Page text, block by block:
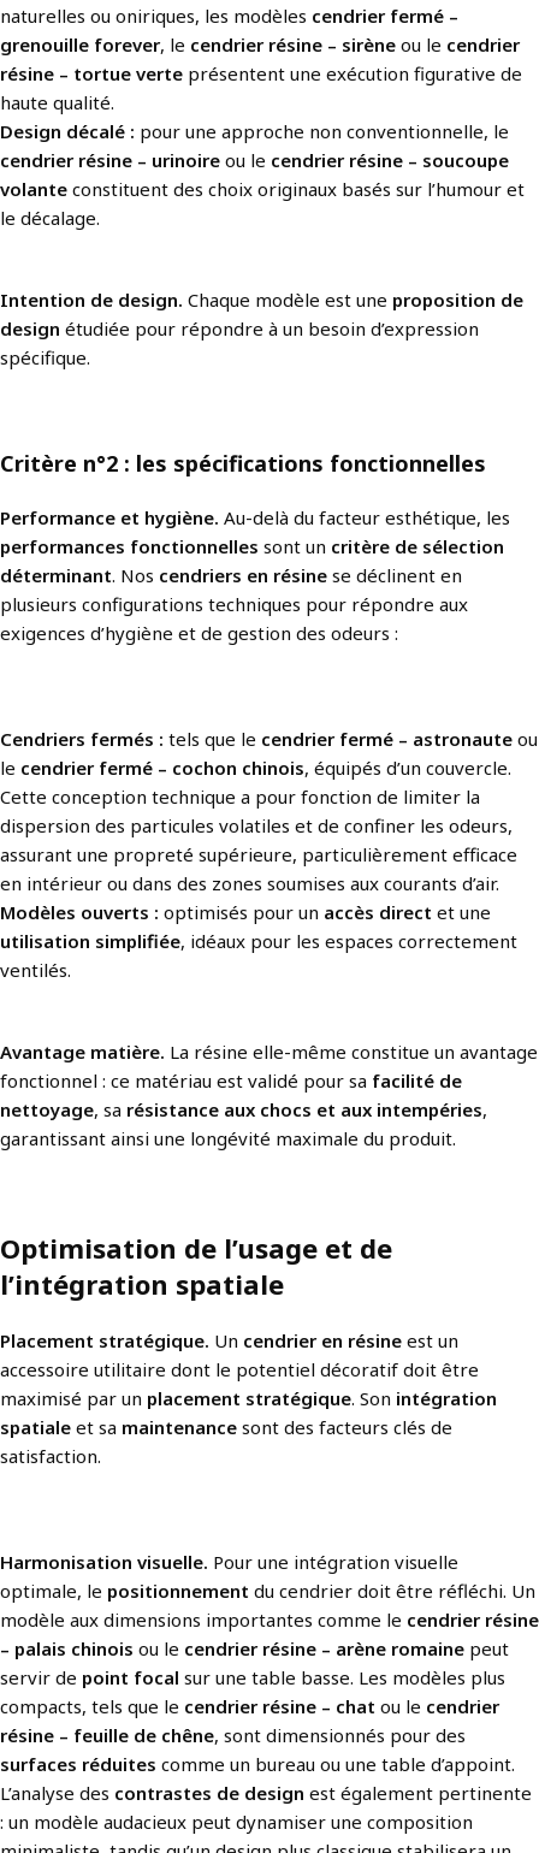
naturelles ou oniriques, les modèles cendrier fermé –
grenouille forever, le cendrier résine – sirène ou le cendrier
résine – tortue verte présentent une exécution figurative de
haute qualité.
Design décalé : pour une approche non conventionnelle, le
cendrier résine – urinoire ou le cendrier résine – soucoupe
volante constituent des choix originaux basés sur l’humour et
le décalage.
Intention de design. Chaque modèle est une proposition de
design étudiée pour répondre à un besoin d’expression
spécifique.
Critère n°2 : les spécifications fonctionnelles
Performance et hygiène. Au-delà du facteur esthétique, les
performances fonctionnelles sont un critère de sélection
déterminant. Nos cendriers en résine se déclinent en
plusieurs configurations techniques pour répondre aux
exigences d’hygiène et de gestion des odeurs :
Cendriers fermés : tels que le cendrier fermé – astronaute ou
le cendrier fermé – cochon chinois, équipés d’un couvercle.
Cette conception technique a pour fonction de limiter la
dispersion des particules volatiles et de confiner les odeurs,
assurant une propreté supérieure, particulièrement efficace
en intérieur ou dans des zones soumises aux courants d’air.
Modèles ouverts : optimisés pour un accès direct et une
utilisation simplifiée, idéaux pour les espaces correctement
ventilés.
Avantage matière. La résine elle-même constitue un avantage
fonctionnel : ce matériau est validé pour sa facilité de
nettoyage, sa résistance aux chocs et aux intempéries,
garantissant ainsi une longévité maximale du produit.
Optimisation de l’usage et de
l’intégration spatiale
Placement stratégique. Un cendrier en résine est un
accessoire utilitaire dont le potentiel décoratif doit être
maximisé par un placement stratégique. Son intégration
spatiale et sa maintenance sont des facteurs clés de
satisfaction.
Harmonisation visuelle. Pour une intégration visuelle
optimale, le positionnement du cendrier doit être réfléchi. Un
modèle aux dimensions importantes comme le cendrier résine
– palais chinois ou le cendrier résine – arène romaine peut
servir de point focal sur une table basse. Les modèles plus
compacts, tels que le cendrier résine – chat ou le cendrier
résine – feuille de chêne, sont dimensionnés pour des
surfaces réduites comme un bureau ou une table d’appoint.
L’analyse des contrastes de design est également pertinente
: un modèle audacieux peut dynamiser une composition